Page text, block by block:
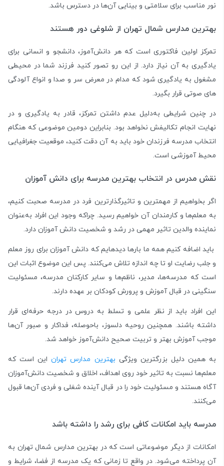
نور مناسب برای سلامتی و بینایی آن­‌ها در دسترس باشد.
بهترین مدارس شمال تهران از شلوغی دور هستند
تمرکز اولین فاکتوری است که هر دانش­‌آموز، دانشجو و انسانی برای
یادگیری به آن نیاز دارد. از این رو تصور کنید فرزند شما در محیطی
مشغول به یادگیری شود که مدام در معرض سر و صدا و انواع آلودگی­‌
های صوتی قرار بگیرد.
در چنین شرایطی به‌­دلیل عدم داشتن تمرکز، قادر به یادگیری و در
نهایت انجام تکالیفش نخواهد بود. بنابراین دومین موضوعی که هنگام
انتخاب مدرسه فرزندان خود باید به آن دقت کنید، موقعیت جغرافیایی
محیط آموزشی است.
نقش مدرس در انتخاب بهترین مدرسه برای دانش آموزان
اگر بخواهیم از مهم­ترین و تاثیرگذارترین فرد در مدرسه صحبت کنیم،
به معلم‌­ها و کارمندان آن خواهیم رسید. چراکه وجود این افراد به­‌عنوان
نماینده والدین تاثیر مهمی در رشد و شخصیت دانش ­آموزان دارد.
باید اضافه کنیم همه ما بارها دیده­ایم که دانش ­آموزان برای روز معلم
و جلب رضایت او تا چه اندازه تلاش می‌­کنند. پس این موضوع اثبات این
است که مدرس­ه‌ها، مدیر، ناظم­‌ها و سایر کارکنان مدرسه، مسئولیت
سنگینی در قبال آموزش ­و پرورش کودکان بر عهده دارند.
این افراد باید از نظر علمی و تسلط به دروس در درجه حرفه‌­ای قرار
داشته باشند. همچنین روحیه دلسوز، باحوصله، فداکار و صبور آن­‌ها
موجب آموزش بهتر و تربیت صحیح دانش‌­آموز خواهد شد.
به همین دلیل بزرگ­ترین ویژگی بهترین مدارس تهراناین است که
معلم‌­ها نسبت به تاثیر خود روی اهداف، اخلاق و شخصیت دانش‌­آموزان
آگاه هستند و مسئولیت خود را در قبال آینده شغلی و فردی آن­‌ها قبول
می­‌کنند.
مدرسه باید امکانات کافی برای رشد را داشته باشد
امکانات از دیگر موضوعاتی است که در بهترین مدارس شمال تهران به
آن پرداخته می­‌شود. در واقع تا زمانی که یک مدرسه از فضا، شرایط و